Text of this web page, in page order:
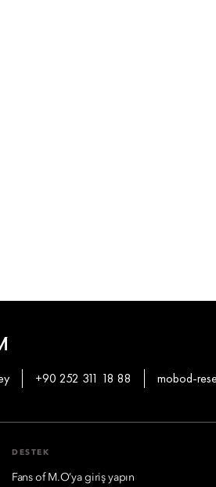
+90 252 311 18 88 mobod-
DESTEK
Fans of M.O’ya giriş yapın